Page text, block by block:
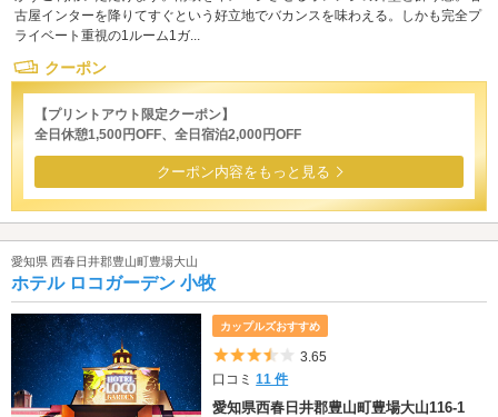
古屋インターを降りてすぐという好立地でバカンスを味わえる。しかも完全プ
ライベート重視の1ルーム1ガ...
クーポン
【プリントアウト限定クーポン】
全日休憩1,500円OFF、全日宿泊2,000円OFF
クーポン内容をもっと見る
愛知県 西春日井郡豊山町豊場大山
ホテル ロコガーデン 小牧
カップルズおすすめ
5つ星のうち3.5
3.65
口コミ11 件
愛知県西春日井郡豊山町豊場大山116-1